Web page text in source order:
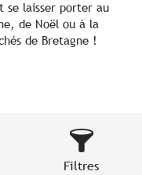
se laisser porter au
de Noël ou à la
de Bretagne !
Filtres